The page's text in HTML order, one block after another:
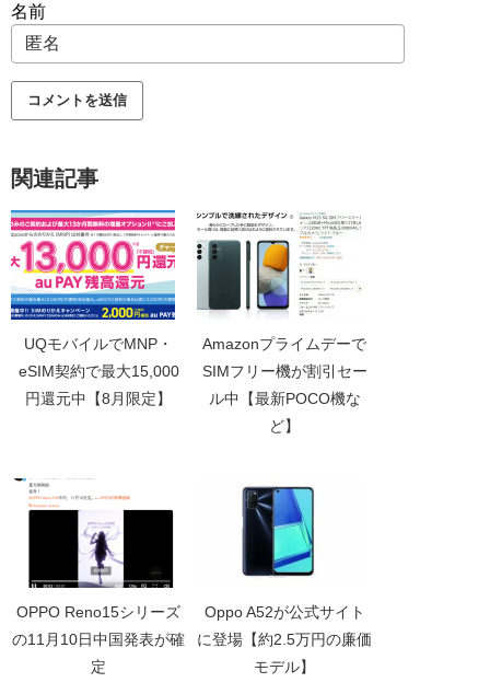
名前
関連記事
UQモバイルでMNP・
eSIM契約で最大15,000
円還元中【8月限定】
Amazonプライムデーで
SIMフリー機が割引セー
ル中【最新POCO機な
ど】
OPPO Reno15シリーズ
の11月10日中国発表が確
定
Oppo A52が公式サイト
に登場【約2.5万円の廉価
モデル】